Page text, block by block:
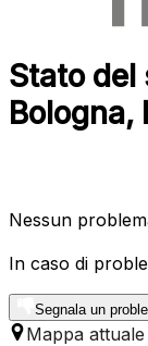
Stato del
Nessun
In caso di
Segnala un
Mappa attuale